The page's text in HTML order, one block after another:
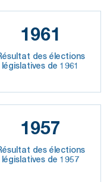
1961
des élections
législatives de 1961
1957
des élections
législatives de 1957